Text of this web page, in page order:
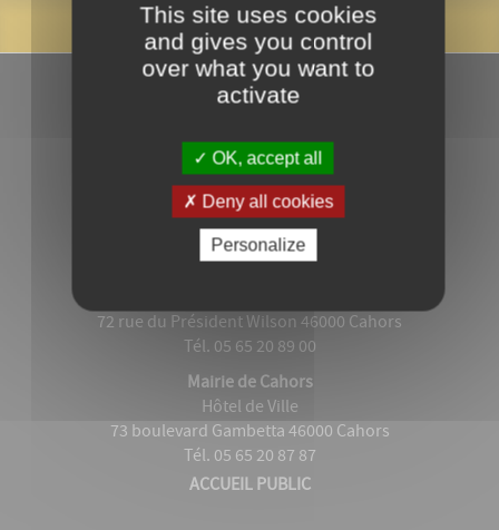
72 rue du Président Wilson 46000 Cahors
Tél. 05 65 20 89 00
Mairie de Cahors
Hôtel de Ville
73 boulevard Gambetta 46000 Cahors
Tél. 05 65 20 87 87
ACCUEIL PUBLIC
This site uses cookies
and gives you control
over what you want to
activate
OK, accept all
Deny all cookies
Personalize